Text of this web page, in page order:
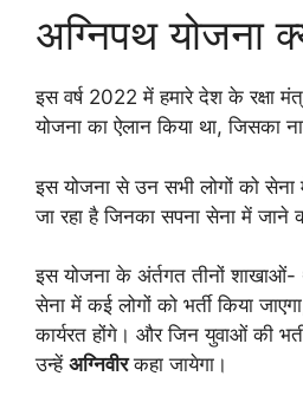
अग्निपथ योजना
इस वर्ष 2022 में हमारे देश के रक्षा
योजना का ऐलान किया था, जिसका
इस योजना से उन सभी लोगों को सेना
जा रहा है जिनका सपना सेना में जाने
इस योजना के अंर्तगत तीनों
सेना में कई लोगों को भर्ती किया
कार्यरत होंगे। और जिन युवाओं की
उन्हें अग्निवीरकहा जायेगा।